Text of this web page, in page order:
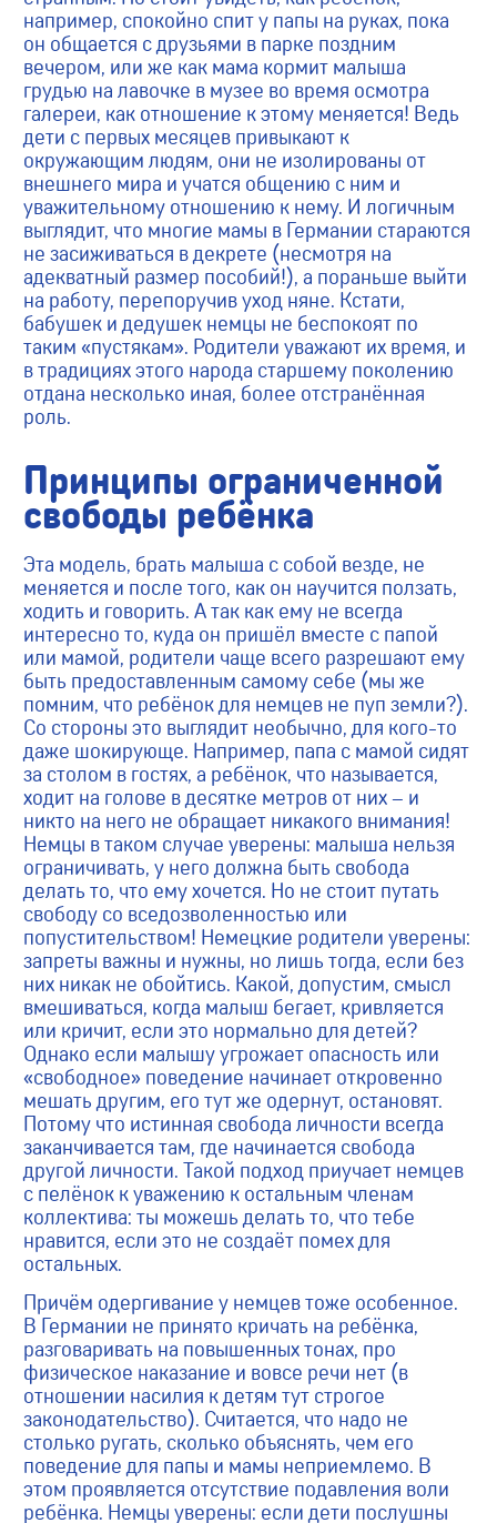
например, спокойно спит у папы на руках, пока
он общается с друзьями в парке поздним
вечером, или же как мама кормит малыша
грудью на лавочке в музее во время осмотра
галереи, как отношение к этому меняется! Ведь
дети с первых месяцев привыкают к
окружающим людям, они не изолированы от
внешнего мира и учатся общению с ним и
уважительному отношению к нему. И логичным
выглядит, что многие мамы в Германии стараются
не засиживаться в декрете (несмотря на
адекватный размер пособий!), а пораньше выйти
на работу, перепоручив уход няне. Кстати,
бабушек и дедушек немцы не беспокоят по
таким «пустякам». Родители уважают их время, и
в традициях этого народа старшему поколению
отдана несколько иная, более отстранённая
роль.
Принципы ограниченной
свободы ребёнка
Эта модель, брать малыша с собой везде, не
меняется и после того, как он научится ползать,
ходить и говорить. А так как ему не всегда
интересно то, куда он пришёл вместе с папой
или мамой, родители чаще всего разрешают ему
быть предоставленным самому себе (мы же
помним, что ребёнок для немцев не пуп земли?).
Со стороны это выглядит необычно, для кого-то
даже шокирующе. Например, папа с мамой сидят
за столом в гостях, а ребёнок, что называется,
ходит на голове в десятке метров от них – и
никто на него не обращает никакого внимания!
Немцы в таком случае уверены: малыша нельзя
ограничивать, у него должна быть свобода
делать то, что ему хочется. Но не стоит путать
свободу со вседозволенностью или
попустительством! Немецкие родители уверены:
запреты важны и нужны, но лишь тогда, если без
них никак не обойтись. Какой, допустим, смысл
вмешиваться, когда малыш бегает, кривляется
или кричит, если это нормально для детей?
Однако если малышу угрожает опасность или
«свободное» поведение начинает откровенно
мешать другим, его тут же одернут, остановят.
Потому что истинная свобода личности всегда
заканчивается там, где начинается свобода
другой личности. Такой подход приучает немцев
с пелёнок к уважению к остальным членам
коллектива: ты можешь делать то, что тебе
нравится, если это не создаёт помех для
остальных.
Причём одергивание у немцев тоже особенное.
В Германии не принято кричать на ребёнка,
разговаривать на повышенных тонах, про
физическое наказание и вовсе речи нет (в
отношении насилия к детям тут строгое
законодательство). Считается, что надо не
столько ругать, сколько объяснять, чем его
поведение для папы и мамы неприемлемо. В
этом проявляется отсутствие подавления воли
ребёнка. Немцы уверены: если дети послушны